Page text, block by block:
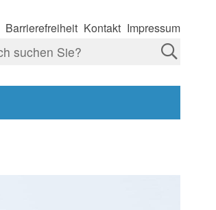
Barrierefreiheit Kontakt Impressum